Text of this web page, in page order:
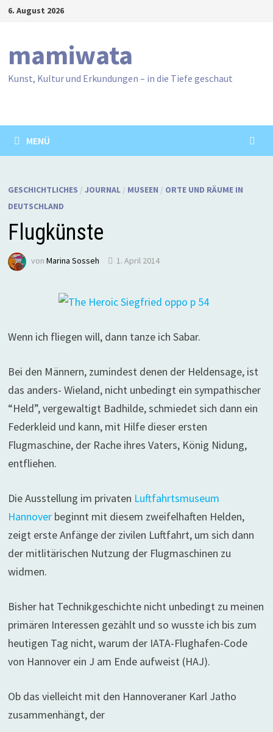
Zum6. August 2026
mamiwata
Kunst, Kultur und Erkundungen – in die Tiefe geschaut
MENÜ
GESCHICHTLICHES / JOURNAL/ MUSEEN / ORTE UND RÄUME IN
DEUTSCHLAND
Flugkünste
von Marina Sosseh 1. April 2014
Wenn ich fliegen will, dann tanze ich Sabar.
Bei den Männern, zumindest denen der Heldensage, ist
das anders- Wieland, nicht unbedingt ein sympathischer
“Held”, vergewaltigt Badhilde, schmiedet sich dann ein
Federkleid und kann, mit Hilfe dieser ersten
Flugmaschine, der Rache ihres Vaters, König Nidung,
entfliehen.
Die Ausstellung im privaten Luftfahrtsmuseum
Hannoverbeginnt mit diesem zweifelhaften Helden,
zeigt erste Anfänge der zivilen Luftfahrt, um sich dann
der mitlitärischen Nutzung der Flugmaschinen zu
widmen.
Bisher hat Technikgeschichte nicht unbedingt zu meinen
primären Interessen gezählt und so wusste ich bis zum
heutigen Tag nicht, warum der IATA-Flughafen-Code
von Hannover ein J am Ende aufweist (HAJ).
Ob das vielleicht mit den Hannoveraner Karl Jatho
zusammenhängt, der